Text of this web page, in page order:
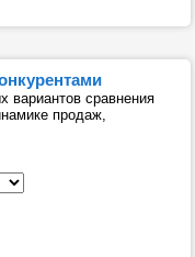
вариантов сравнения
продаж,